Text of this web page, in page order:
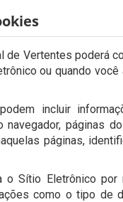
de Vertentes poderá
ou quando
incluir
navegador, páginas
páginas,
o Sítio Eletrônico
como o tipo de